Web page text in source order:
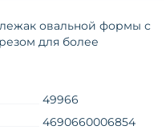
овальной формы с
для более
49966
4690660006854